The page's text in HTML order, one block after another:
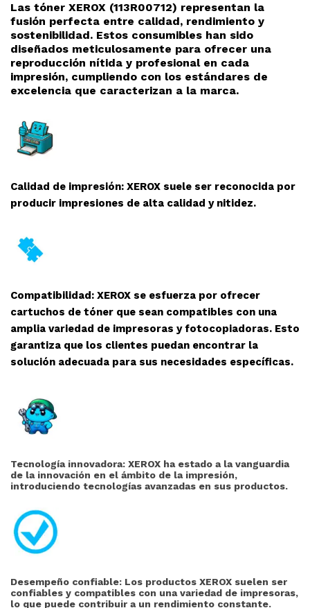
Las tóner XEROX (113R00712) representan la
fusión perfecta entre calidad, rendimiento y
sostenibilidad. Estos consumibles han sido
diseñados meticulosamente para ofrecer una
reproducción nítida y profesional en cada
impresión, cumpliendo con los estándares de
excelencia que caracterizan a la marca.
Calidad de impresión: XEROX suele ser reconocida por
producir impresiones de alta calidad y nitidez.
Compatibilidad: XEROX se esfuerza por ofrecer
cartuchos de tóner que sean compatibles con una
amplia variedad de impresoras y fotocopiadoras. Esto
garantiza que los clientes puedan encontrar la
solución adecuada para sus necesidades específicas.
Tecnología innovadora: XEROX ha estado a la vanguardia
de la innovación en el ámbito de la impresión,
introduciendo tecnologías avanzadas en sus productos.
Desempeño confiable: Los productos XEROX suelen ser
confiables y compatibles con una variedad de impresoras,
lo que puede contribuir a un rendimiento constante.